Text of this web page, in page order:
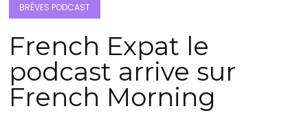
BRÈVES PODCAST
French Expat le
podcast arrive sur
French Morning